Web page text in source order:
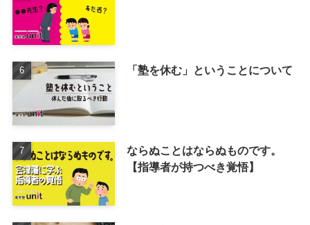
「塾を休む」ということについて
ならぬことはならぬものです。
【指導者が持つべき覚悟】